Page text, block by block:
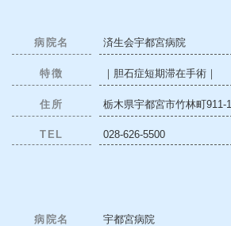
病院名 済生会宇都宮病院
特徴 ｜胆石症短期滞在手術｜
住所 栃木県宇都宮市竹林町911-1
TEL 028-626-5500
病院名 宇都宮病院